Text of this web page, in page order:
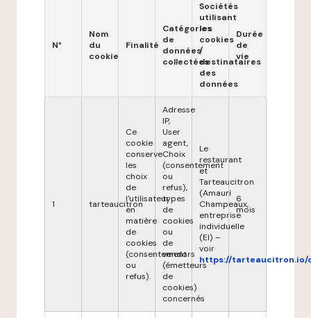
N°
Nom
du
cookie
Finalité
Catégories
de
données
collectées
Sociétés
utilisant
les
cookies
/
destinataires
des
données
Durée
de
vie
1 tarteaucitron
Ce
cookie
conserve
les
choix
de
l'utilisateur
en
matière
de
cookies
(consentement
ou
refus).
Adresse
IP,
User
agent,
Choix
(consentement
ou
refus),
types
de
cookies
ou
de
vendors
(émetteurs
de
cookies)
concernés
Le
restaurant
et
Tarteaucitron
(Amauri
Champeaux,
entreprise
individuelle
(EI) –
voir
https://tarteaucitron.io/
6
mois